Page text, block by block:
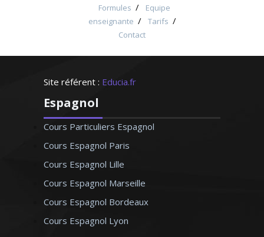
Formules /
Equipe
enseignante / Tarifs /
Contact
Site référent : Educia.fr
Espagnol
Cours Particuliers Espagnol
Cours Espagnol Paris
Cours Espagnol Lille
Cours Espagnol Marseille
Cours Espagnol Bordeaux
Cours Espagnol Lyon